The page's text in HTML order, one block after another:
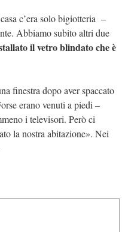
c’era solo bigiotteria –
Abbiamo subito altri due
il vetro blindato che è
finestra dopo aver spaccato
erano venuti a piedi –
i televisori. Però ci
la nostra abitazione». Nei